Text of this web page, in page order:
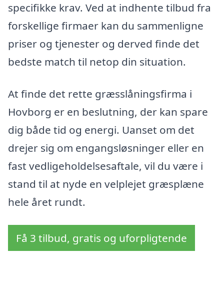
specifikke krav. Ved at indhente tilbud fra
forskellige firmaer kan du sammenligne
priser og tjenester og derved finde det
bedste match til netop din situation.
At finde det rette græsslåningsfirma i
Hovborg er en beslutning, der kan spare
dig både tid og energi. Uanset om det
drejer sig om engangsløsninger eller en
fast vedligeholdelsesaftale, vil du være i
stand til at nyde en velplejet græsplæne
hele året rundt.
Få 3 tilbud, gratis og uforpligtende